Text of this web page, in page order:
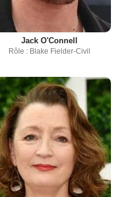
Jack O'Connell
Rôle : Blake Fielder-Civil